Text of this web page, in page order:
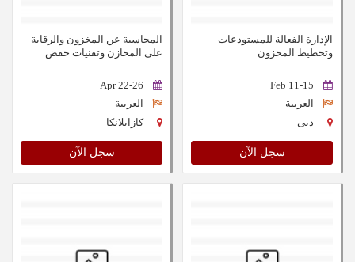
الإدارة الفعالة للمستودعات
وتخطيط المخزون
11-15 Feb
العربية
دبى
سجل الآن
المحاسبة عن المخزون والرقابة
على المخازن وتقنيات خفض
22-26 Apr
العربية
كازابلانكا
سجل الآن